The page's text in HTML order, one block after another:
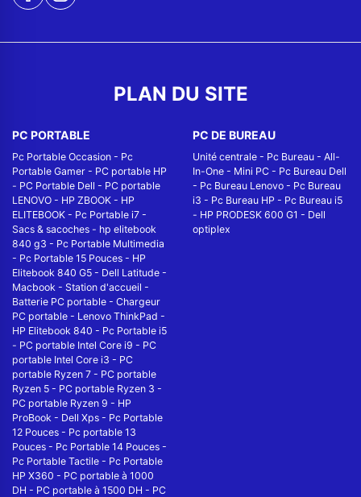
PLAN DU SITE
PC PORTABLE
Pc Portable Occasion - Pc
Portable Gamer - PC portable HP
- PC Portable Dell - PC portable
LENOVO - HP ZBOOK - HP
ELITEBOOK - Pc Portable i7 -
Sacs & sacoches - hp elitebook
840 g3 - Pc Portable Multimedia
- Pc Portable 15 Pouces - HP
Elitebook 840 G5 - Dell Latitude -
Macbook - Station d'accueil -
Batterie PC portable - Chargeur
PC portable - Lenovo ThinkPad -
HP Elitebook 840 - Pc Portable i5
- PC portable Intel Core i9 - PC
portable Intel Core i3 - PC
portable Ryzen 7 - PC portable
Ryzen 5 - PC portable Ryzen 3 -
PC portable Ryzen 9 - HP
ProBook - Dell Xps - Pc Portable
12 Pouces - Pc portable 13
Pouces - Pc Portable 14 Pouces -
Pc Portable Tactile - Pc Portable
HP X360 - PC portable à 1000
DH - PC portable à 1500 DH - PC
PC DE BUREAU
Unité centrale - Pc Bureau - All-
In-One - Mini PC - Pc Bureau Dell
- Pc Bureau Lenovo - Pc Bureau
i3 - Pc Bureau HP - Pc Bureau i5
- HP PRODESK 600 G1 - Dell
optiplex